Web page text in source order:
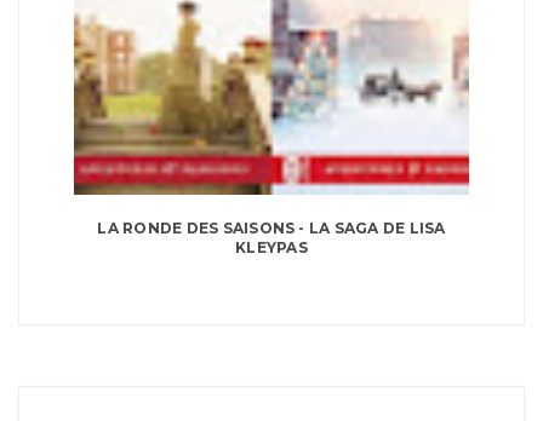
LA RONDE DES SAISONS - LA SAGA DE LISA
KLEYPAS